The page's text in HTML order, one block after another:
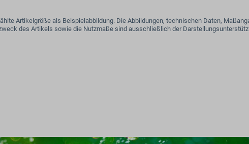
Artikelgröße als Beispielabbildung. Die Abbildungen, technischen Daten,
des Artikels sowie die Nutzmaße sind ausschließlich der